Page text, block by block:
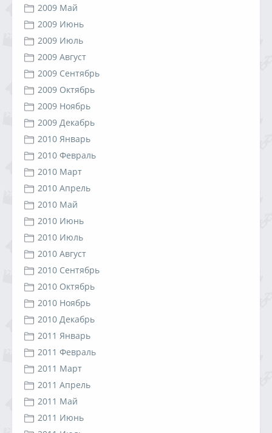
2009 Май
2009 Июнь
2009 Июль
2009 Август
2009 Сентябрь
2009 Октябрь
2009 Ноябрь
2009 Декабрь
2010 Январь
2010 Февраль
2010 Март
2010 Апрель
2010 Май
2010 Июнь
2010 Июль
2010 Август
2010 Сентябрь
2010 Октябрь
2010 Ноябрь
2010 Декабрь
2011 Январь
2011 Февраль
2011 Март
2011 Апрель
2011 Май
2011 Июнь